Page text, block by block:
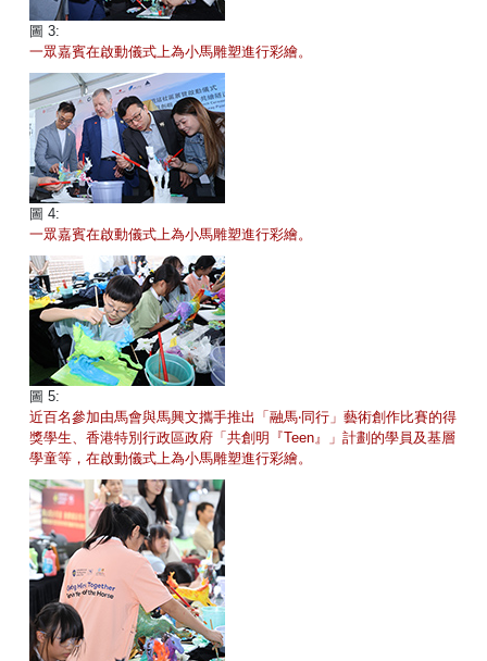
圖 3:
一眾嘉賓在啟動儀式上為小馬雕塑進行彩繪。
圖 4:
一眾嘉賓在啟動儀式上為小馬雕塑進行彩繪。
圖 5:
近百名參加由馬會與馬興文攜手推出「融馬‧同行」藝術創作比賽的得
獎學生、香港特別行政區政府「共創明『Teen』」計劃的學員及基層
學童等，在啟動儀式上為小馬雕塑進行彩繪。